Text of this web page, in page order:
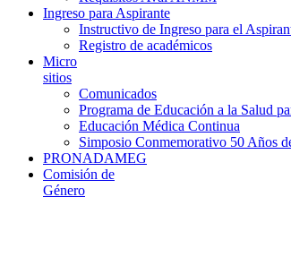
Ingreso para Aspirante
Instructivo de Ingreso para el
Registro de académicos
Micro
sitios
Comunicados
Programa de Educación a la Salud
Educación Médica Continua
Simposio Conmemorativo 50 Años
PRONADAMEG
Comisión de
Género